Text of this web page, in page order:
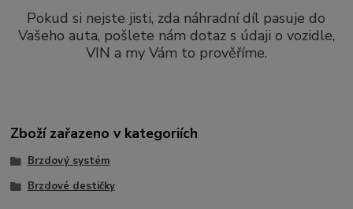
Pokud si nejste jisti, zda náhradní díl pasuje do
Vašeho auta, pošlete nám dotaz s údaji o vozidle,
VIN a my Vám to prověříme.
Zboží zařazeno v kategoriích
Brzdový systém
Brzdové destičky